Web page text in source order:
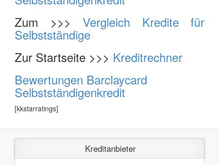
Zum >>> Vergleich Kredite für
Selbstständige
Zur Startseite >>> Kreditrechner
Bewertungen Barclaycard
Selbstständigenkredit
[kkstarratings]
Kreditanbieter